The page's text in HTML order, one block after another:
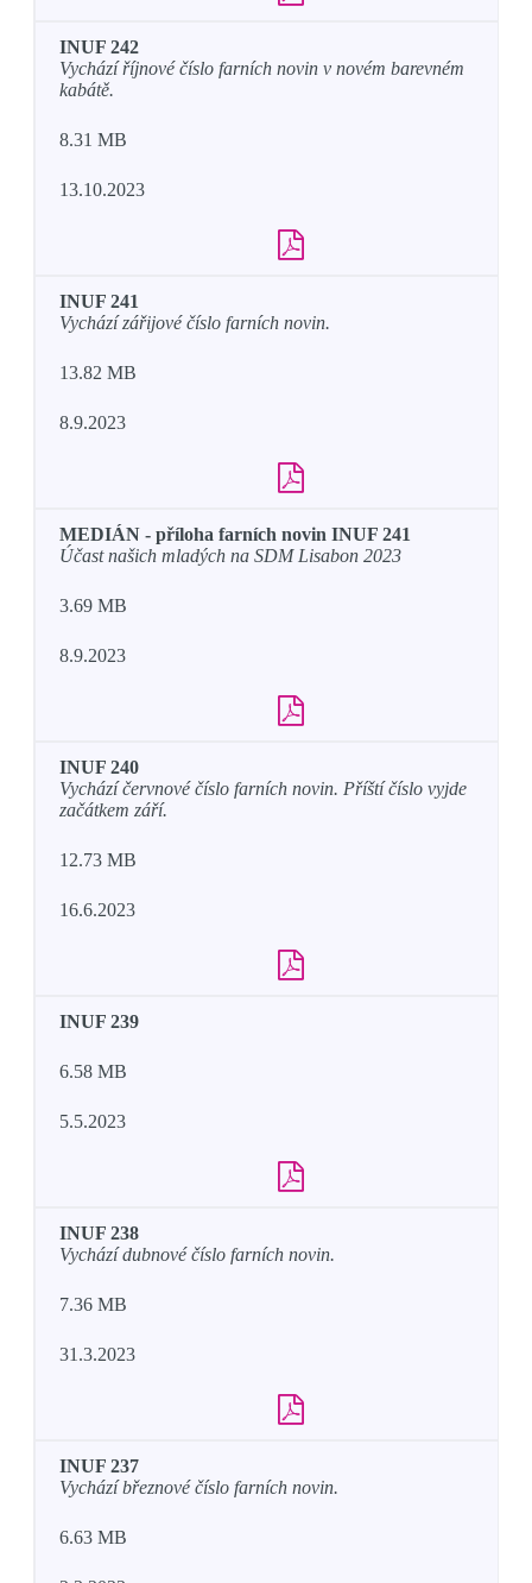
INUF 242
Vychází říjnové číslo farních novin v novém barevném
kabátě.
8.31 MB
13.10.2023
INUF 241
Vychází zářijové číslo farních novin.
13.82 MB
8.9.2023
MEDIÁN - příloha farních novin INUF 241
Účast našich mladých na SDM Lisabon 2023
3.69 MB
8.9.2023
INUF 240
Vychází červnové číslo farních novin. Příští číslo vyjde
začátkem září.
12.73 MB
16.6.2023
INUF 239
6.58 MB
5.5.2023
INUF 238
Vychází dubnové číslo farních novin.
7.36 MB
31.3.2023
INUF 237
Vychází březnové číslo farních novin.
6.63 MB